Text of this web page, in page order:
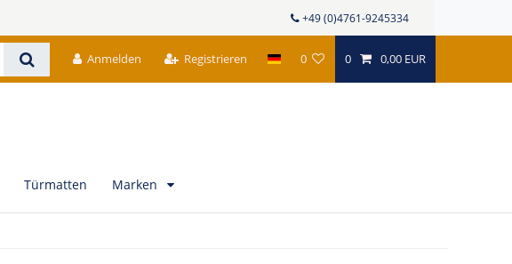
+49 (0)4761-9245334
Anmelden Registrieren 0 0 0,00 EUR
Türmatten Marken